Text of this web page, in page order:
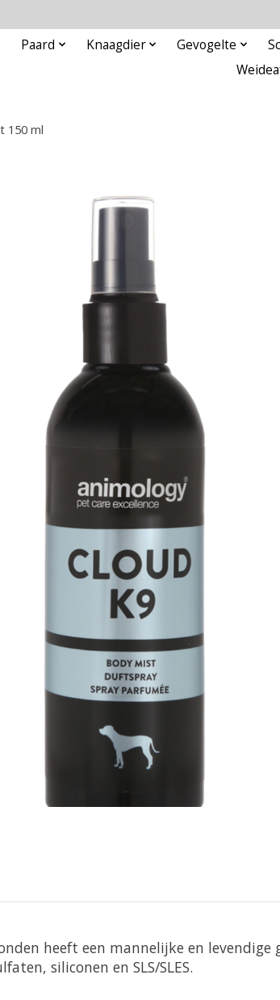
Paard Knaagdier Gevogelte
150 ml
heeft een mannelijke en
siliconen en SLS/SLES.